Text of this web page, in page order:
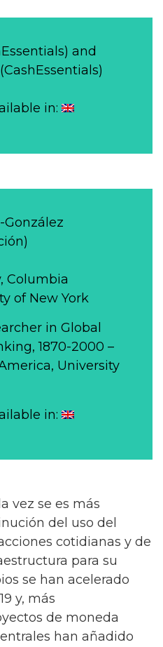
and
in:
González
Columbia
of New York
in Global
1870-2000 –
University
in:
vez se es más
del uso del
cotidianas y de
para su
se han acelerado
y, más
de moneda
han añadido